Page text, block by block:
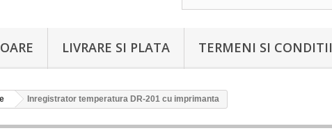
LIVRARE SI PLATA TERMENI SI CONDITII
Inregistrator temperatura DR-201 cu imprimanta